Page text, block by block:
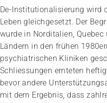
De-Institutionalisierung wird
Leben gleichgesetzt. Der
wurde in Norditalien,
Ländern in den frühen
psychiatrischen Kliniken
Schliessungen ernteten
bevor andere
mit dem Ergebnis, dass